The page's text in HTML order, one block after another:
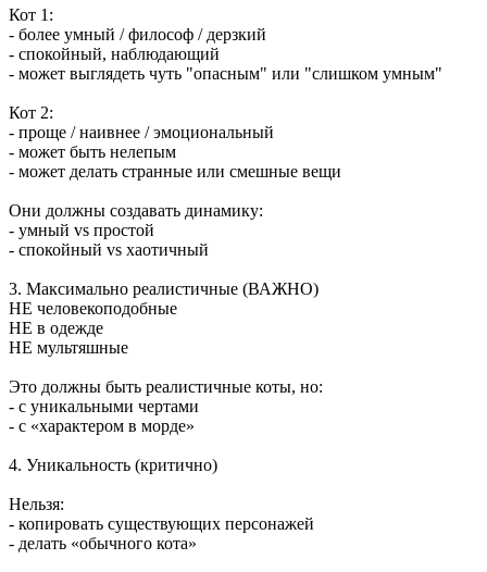
Кот 1:
- более умный / философ / дерзкий
- спокойный, наблюдающий
- может выглядеть чуть "опасным" или "слишком умным"
Кот 2:
- проще / наивнее / эмоциональный
- может быть нелепым
- может делать странные или смешные вещи
Они должны создавать динамику:
- умный vs простой
- спокойный vs хаотичный
3. Максимально реалистичные (ВАЖНО)
НЕ человекоподобные
НЕ в одежде
НЕ мультяшные
Это должны быть реалистичные коты, но:
- с уникальными чертами
- с «характером в морде»
4. Уникальность (критично)
Нельзя:
- копировать существующих персонажей
- делать «обычного кота»